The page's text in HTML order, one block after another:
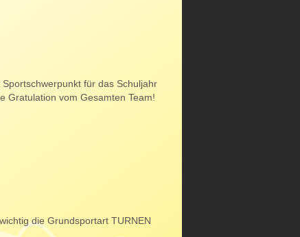
für das Schuljahr
Gratulation vom Gesamten Team!
die Grundsportart TURNEN